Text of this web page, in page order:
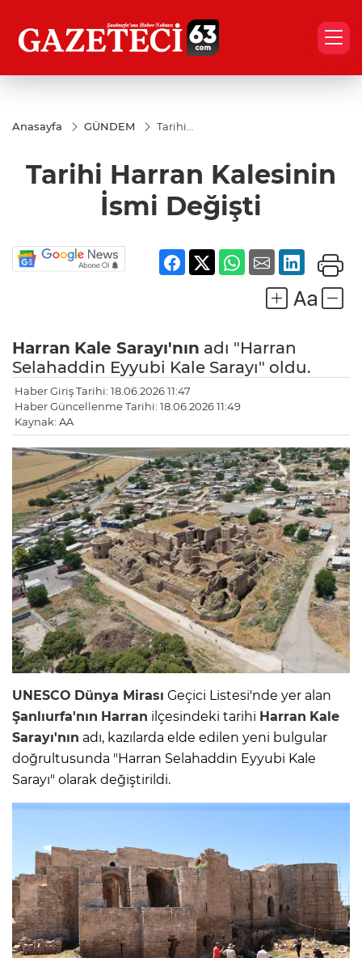
Anasayfa GÜNDEM
Tarihi
Değişti
Tarihi Harran Kalesinin
İsmi Değişti
Harran Kale Sarayı'nın adı "Harran
Selahaddin Eyyubi Kale Sarayı" oldu.
Haber Giriş Tarihi: 18.06.2026 11:47
Haber Güncellenme Tarihi: 18.06.2026 11:49
Kaynak: AA
UNESCO Dünya Mirası Geçici Listesi'nde yer alan
Şanlıurfa'nın Harran ilçesindeki tarihi Harran Kale
Sarayı'nın adı, kazılarda elde edilen yeni bulgular
doğrultusunda "Harran Selahaddin Eyyubi Kale
Sarayı" olarak değiştirildi.